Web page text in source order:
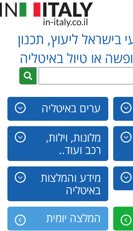
ליעוץ, תכנון
או טיול באיטליה
ערים באיטליה
מלונות, וילות,
רכב ועוד..
מידע והמלצות
באיטליה
המלצה יומית